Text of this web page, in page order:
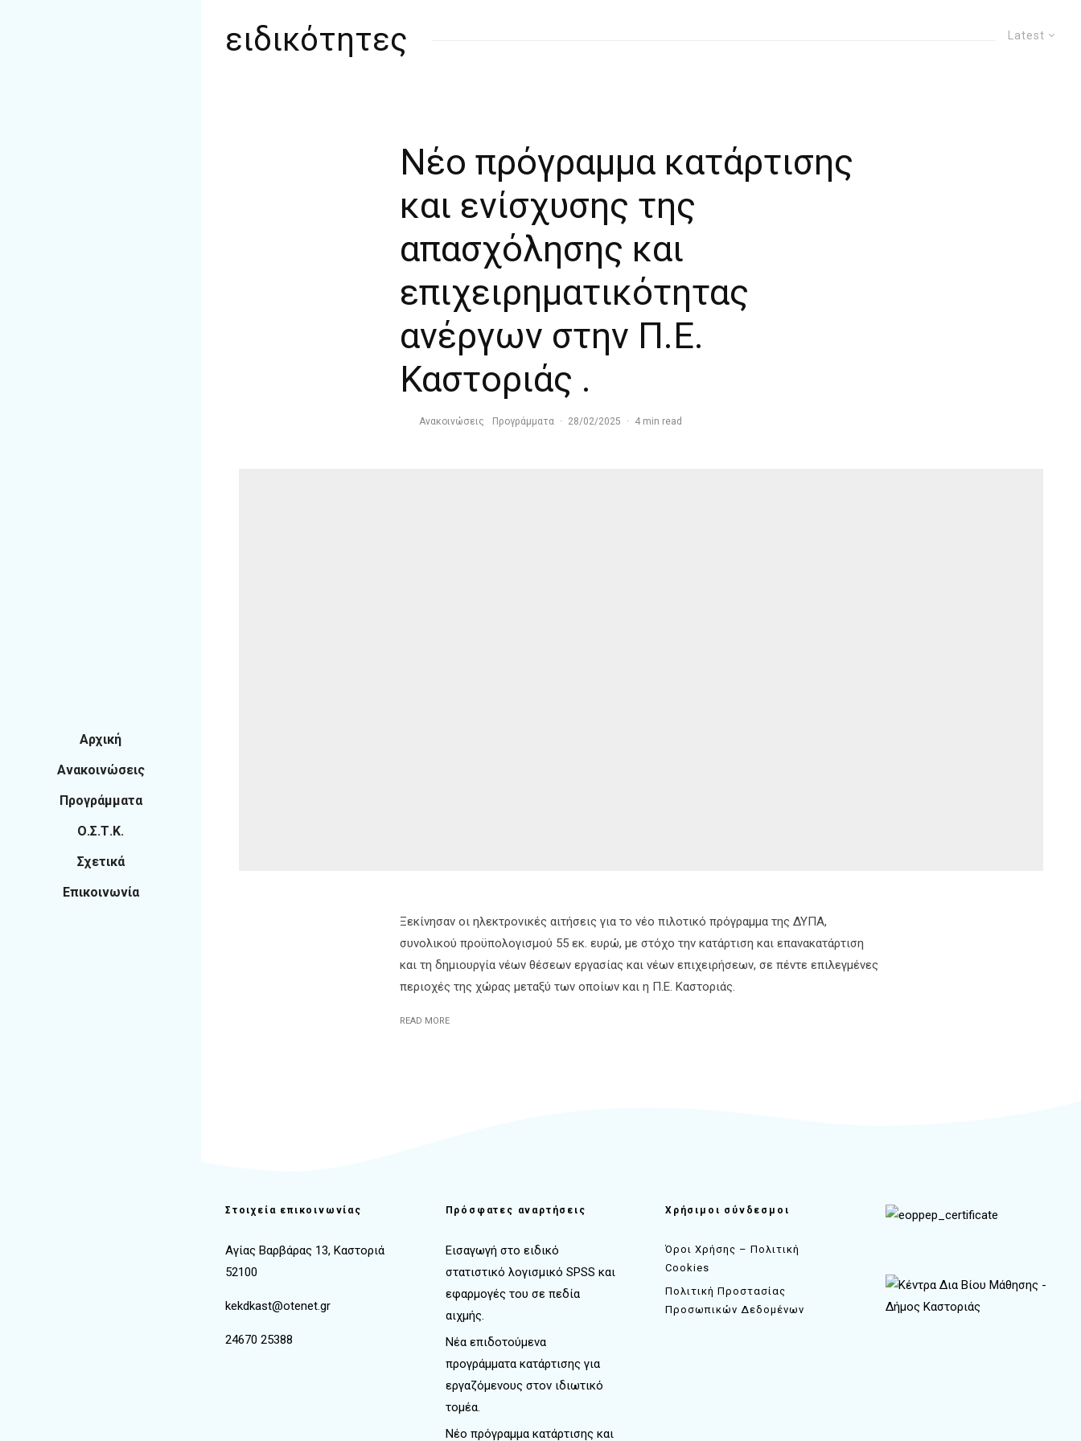
Αρχική
Ανακοινώσεις
Προγράμματα
Ο.Σ.Τ.Κ.
Σχετικά
Επικοινωνία
Latest
ειδικότητες
Νέο πρόγραμμα κατάρτισης
και ενίσχυσης της
απασχόλησης και
επιχειρηματικότητας
ανέργων στην Π.Ε.
Καστοριάς .
Ανακοινώσεις Προγράμματα · 28/02/2025 · 4 min read
Ξεκίνησαν οι ηλεκτρονικές αιτήσεις για το νέο πιλοτικό πρόγραμμα της ΔΥΠΑ,
συνολικού προϋπολογισμού 55 εκ. ευρώ, με στόχο την κατάρτιση και επανακατάρτιση
και τη δημιουργία νέων θέσεων εργασίας και νέων επιχειρήσεων, σε πέντε επιλεγμένες
περιοχές της χώρας μεταξύ των οποίων και η Π.Ε. Καστοριάς.
READ MORE
Στοιχεία επικοινωνίας
Αγίας Βαρβάρας 13, Καστοριά
52100
kekdkast@otenet.gr
24670 25388
Πρόσφατες αναρτήσεις
Εισαγωγή στο ειδικό
στατιστικό λογισμικό SPSS και
εφαρμογές του σε πεδία
αιχμής.
Νέα επιδοτούμενα
προγράμματα κατάρτισης για
εργαζόμενους στον ιδιωτικό
τομέα.
Νέο πρόγραμμα κατάρτισης και
Χρήσιμοι σύνδεσμοι
Όροι Χρήσης – Πολιτική
Cookies
Πολιτική Προστασίας
Προσωπικών Δεδομένων